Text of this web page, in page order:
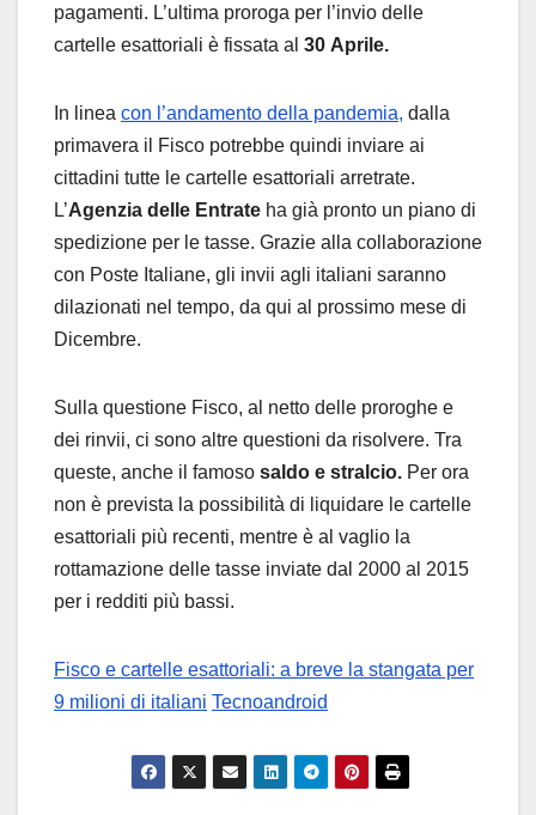
pagamenti. L’ultima proroga per l’invio delle
cartelle esattoriali è fissata al 30 Aprile.
In linea con l’andamento della pandemia, dalla
primavera il Fisco potrebbe quindi inviare ai
cittadini tutte le cartelle esattoriali arretrate.
L’Agenzia delle Entrate ha già pronto un piano di
spedizione per le tasse. Grazie alla collaborazione
con Poste Italiane, gli invii agli italiani saranno
dilazionati nel tempo, da qui al prossimo mese di
Dicembre.
Sulla questione Fisco, al netto delle proroghe e
dei rinvii, ci sono altre questioni da risolvere. Tra
queste, anche il famoso saldo e stralcio. Per ora
non è prevista la possibilità di liquidare le cartelle
esattoriali più recenti, mentre è al vaglio la
rottamazione delle tasse inviate dal 2000 al 2015
per i redditi più bassi.
Fisco e cartelle esattoriali: a breve la stangata per
9 milioni di italiani Tecnoandroid